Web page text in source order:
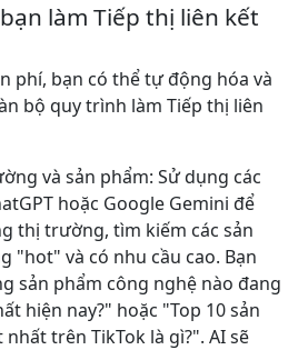
làm Tiếp thị liên kết
phí, bạn có thể tự động hóa và
bộ quy trình làm Tiếp thị liên
và sản phẩm: Sử dụng các
hoặc Google Gemini để
thị trường, tìm kiếm các sản
"hot" và có nhu cầu cao. Bạn
sản phẩm công nghệ nào đang
hiện nay?" hoặc "Top 10 sản
trên TikTok là gì?". AI sẽ